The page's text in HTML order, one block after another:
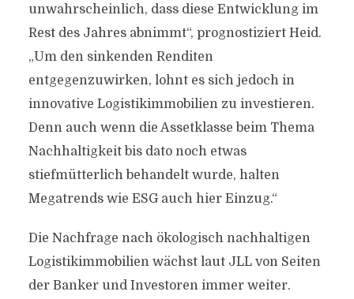
unwahrscheinlich, dass diese Entwicklung im
Rest des Jahres abnimmt“, prognostiziert Heid.
„Um den sinkenden Renditen
entgegenzuwirken, lohnt es sich jedoch in
innovative Logistikimmobilien zu investieren.
Denn auch wenn die Assetklasse beim Thema
Nachhaltigkeit bis dato noch etwas
stiefmütterlich behandelt wurde, halten
Megatrends wie ESG auch hier Einzug.“
Die Nachfrage nach ökologisch nachhaltigen
Logistikimmobilien wächst laut JLL von Seiten
der Banker und Investoren immer weiter.